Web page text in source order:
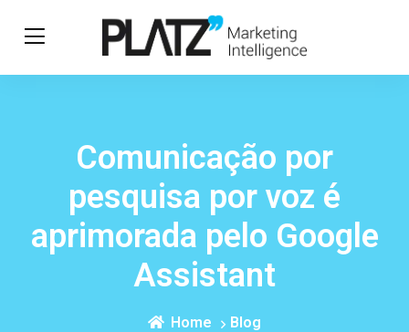
Comunicação por
pesquisa por voz é
aprimorada pelo Google
Assistant
Home Blog